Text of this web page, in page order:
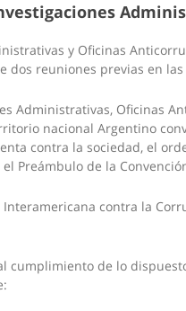
y Oficinas
dos reuniones previas en
Administrativas, Oficinas
nacional Argentino
contra la sociedad, el
Preámbulo de la
contra la
cumplimiento de lo